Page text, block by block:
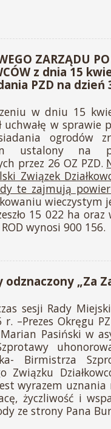
ZARZĄDU
z dnia 15
PZD na dzień
w dniu 15
uchwałę w sprawie
ogrodów
ustalony na
przez 26 OZ PZD.
Związek
te zajmują
wieczystym
15 022 ha oraz
wynosi 900 156.
„Za
sesji Rady
r. –Prezes Okręgu
Pasiński w
Birmistrza
Związku
wyrazem
życzliwość i
ze strony Pana